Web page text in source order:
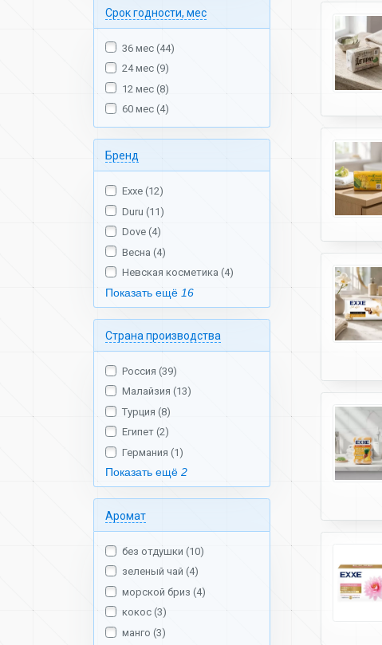
Срок годности, мес
36 мес (44)
24 мес (9)
12 мес (8)
60 мес (4)
Бренд
Exxe (12)
Duru (11)
Dove (4)
Весна (4)
Невская косметика (4)
Показать ещё 16
Страна производства
Россия (39)
Малайзия (13)
Турция (8)
Египет (2)
Германия (1)
Показать ещё 2
Аромат
без отдушки (10)
зеленый чай (4)
морской бриз (4)
кокос (3)
манго (3)